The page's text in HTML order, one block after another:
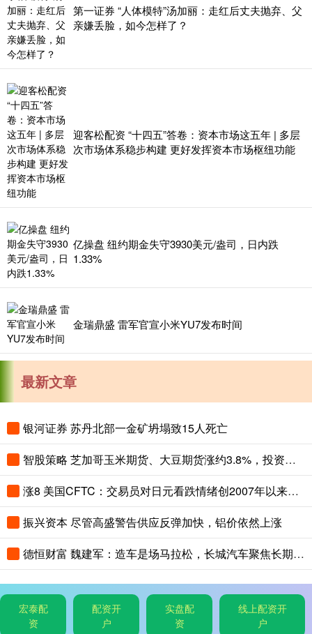
第一证券 “人体模特”汤加丽：走红后丈夫抛弃、父
亲嫌丢脸，如今怎样了？
迎客松配资 “十四五”答卷：资本市场这五年 | 多层
次市场体系稳步构建 更好发挥资本市场枢纽功能
亿操盘 纽约期金失守3930美元/盎司，日内跌
1.33%
金瑞鼎盛 雷军官宣小米YU7发布时间
最新文章
银河证券 苏丹北部一金矿坍塌致15人死亡
智股策略 芝加哥玉米期货、大豆期货涨约3.8%，投资者关注夏季天气对全球农作物生长构成的风险
涨8 美国CFTC：交易员对日元看跌情绪创2007年以来最高，对美元看涨程度创2015年以来最高
振兴资本 尽管高盛警告供应反弹加快，铝价依然上涨
德恒财富 魏建军：造车是场马拉松，长城汽车聚焦长期主义与有质量的市占率
宏泰配
资
配资开
户
实盘配
资
线上配资开
户